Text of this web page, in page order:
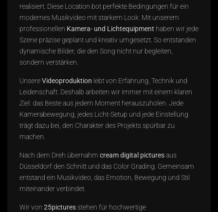
realisiert. Diese Location bot perfekte Bedingungen für ein
modernes Musikvideo mit starkem Look. Mit unserem
professionellen Kamera- und Lichtequipment haben wir jede
Szene präzise geplant und kreativ umgesetzt. So entstanden
dynamische Bilder, die den Song nicht nur begleiten,
sondern verstärken.
UnsereVideoproduktion lebt von Erfahrung, Technik und
Leidenschaft. Deshalb arbeiten wir immer mit einem klaren
Ziel: das Beste aus jedem Moment herauszuholen. Jede
Kamerabewegung, jedes Licht-Setup und jede Einstellung
trägt dazu bei, den Charakter des Projekts spürbar zu
machen.
Nach dem Dreh übernahm cream digital picturesaus
Düsseldorf den Schnitt und das Color Grading. Gemeinsam
entstand ein Musikvideo, das Emotion, Bewegung und Stil
miteinander verbindet.
Wir von 25picturesstehen für hochwertige